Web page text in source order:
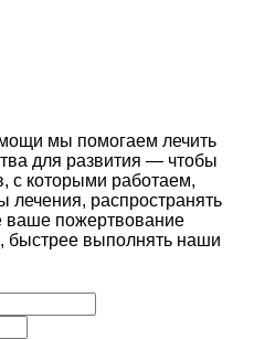
мы помогаем лечить
для развития — чтобы
с которыми работаем,
распространять
ваше пожертвование
быстрее выполнять наши